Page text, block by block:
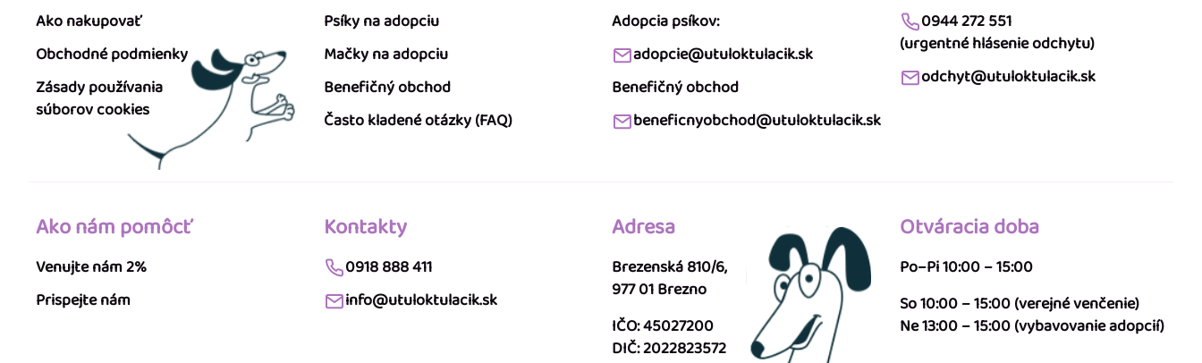
Ako nakupovať
Obchodné podmienky
Zásady používania
súborov cookies
Psíky na adopciu
Mačky na adopciu
Benefičný obchod
Často kladené otázky (FAQ)
Adopcia psíkov:
adopcie@utuloktulacik.sk
Benefičný obchod
beneficnyobchod@utuloktulacik.sk
0944 272 551
(urgentné hlásenie odchytu)
odchyt@utuloktulacik.sk
Ako nám pomôcť
Venujte nám 2%
Prispejte nám
Kontakty
0918 888 411
info@utuloktulacik.sk
Adresa
Brezenská 810/6,
977 01 Brezno
IČO: 45027200
DIČ: 2022823572
Otváracia doba
Po–Pi 10:00 – 15:00
So 10:00 – 15:00 (verejné venčenie)
Ne 13:00 – 15:00 (vybavovanie adopcií)